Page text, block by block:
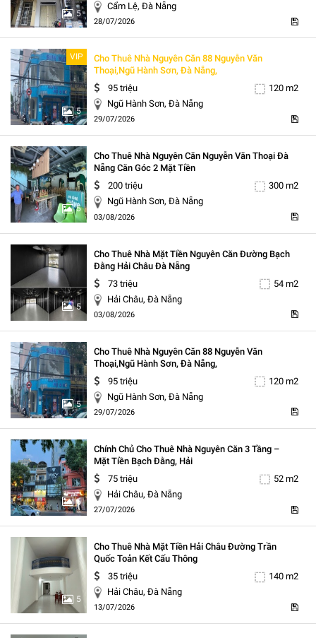
5
Cẩm Lệ, Đà Nẵng
28/07/2026
5
VIP
Cho Thuê Nhà Nguyên Căn 88 Nguyễn Văn
Thoại,ngũ Hành Sơn, Đà Nẵng,
95 triệu
120 m2
Ngũ Hành Sơn, Đà Nẵng
29/07/2026
5
Cho Thuê Nhà Nguyên Căn Nguyễn Văn Thoại Đà
Nẵng Căn Góc 2 Mặt Tiền
200 triệu
300 m2
Ngũ Hành Sơn, Đà Nẵng
03/08/2026
5
Cho Thuê Nhà Mặt Tiền Nguyên Căn Đường Bạch
Đằng Hải Châu Đà Nẵng
73 triệu
54 m2
Hải Châu, Đà Nẵng
03/08/2026
5
Cho Thuê Nhà Nguyên Căn 88 Nguyễn Văn
Thoại,ngũ Hành Sơn, Đà Nẵng,
95 triệu
120 m2
Ngũ Hành Sơn, Đà Nẵng
29/07/2026
5
Chính Chủ Cho Thuê Nhà Nguyên Căn 3 Tầng –
Mặt Tiền Bạch Đằng, Hải
75 triệu
52 m2
Hải Châu, Đà Nẵng
27/07/2026
5
Cho Thuê Nhà Mặt Tiền Hải Châu Đường Trần
Quốc Toản Kết Cấu Thông
35 triệu
140 m2
Hải Châu, Đà Nẵng
13/07/2026